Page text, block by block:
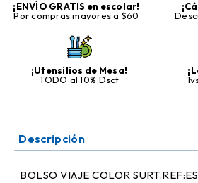
¡ENVÍO GRATIS en escolar!
Por compras mayores a $60
¡Utensilios de Mesa!
TODO al 10% Dsct
Descripción
BOLSO VIAJE COLOR